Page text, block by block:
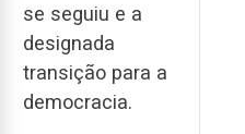
se seguiu e a
designada
transição para a
democracia.